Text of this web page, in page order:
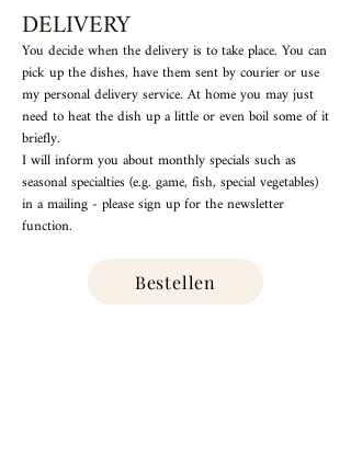
DELIVERY
You decide when the delivery is to take place. You can
pick up the dishes, have them sent by courier or use
my personal delivery service. At home you may just
need to heat the dish up a little or even boil some of it
briefly.
I will inform you about monthly specials such as
seasonal specialties (e.g. game, fish, special vegetables)
in a mailing - please sign up for the newsletter
function.
Bestellen